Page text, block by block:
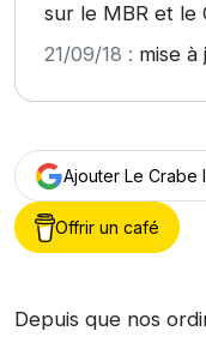
sur le MBR et le
21/09/18 : mise
Ajouter Le Crabe
Offrir un café
Depuis que nos